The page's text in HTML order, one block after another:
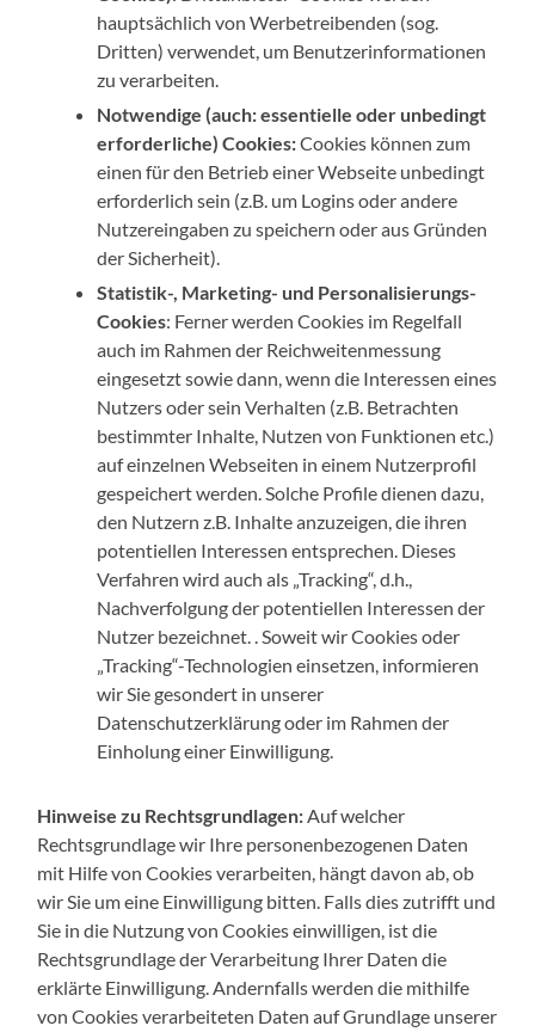
hauptsächlich von Werbetreibenden (sog.
Dritten) verwendet, um Benutzerinformationen
zu verarbeiten.
Notwendige (auch: essentielle oder unbedingt
erforderliche) Cookies:Cookies können zum
einen für den Betrieb einer Webseite unbedingt
erforderlich sein (z.B. um Logins oder andere
Nutzereingaben zu speichern oder aus Gründen
der Sicherheit).
Statistik-, Marketing- und Personalisierungs-
Cookies: Ferner werden Cookies im Regelfall
auch im Rahmen der Reichweitenmessung
eingesetzt sowie dann, wenn die Interessen eines
Nutzers oder sein Verhalten (z.B. Betrachten
bestimmter Inhalte, Nutzen von Funktionen etc.)
auf einzelnen Webseiten in einem Nutzerprofil
gespeichert werden. Solche Profile dienen dazu,
den Nutzern z.B. Inhalte anzuzeigen, die ihren
potentiellen Interessen entsprechen. Dieses
Verfahren wird auch als „Tracking“, d.h.,
Nachverfolgung der potentiellen Interessen der
Nutzer bezeichnet. . Soweit wir Cookies oder
„Tracking“-Technologien einsetzen, informieren
wir Sie gesondert in unserer
Datenschutzerklärung oder im Rahmen der
Einholung einer Einwilligung.
Hinweise zu Rechtsgrundlagen: Auf welcher
Rechtsgrundlage wir Ihre personenbezogenen Daten
mit Hilfe von Cookies verarbeiten, hängt davon ab, ob
wir Sie um eine Einwilligung bitten. Falls dies zutrifft und
Sie in die Nutzung von Cookies einwilligen, ist die
Rechtsgrundlage der Verarbeitung Ihrer Daten die
erklärte Einwilligung. Andernfalls werden die mithilfe
von Cookies verarbeiteten Daten auf Grundlage unserer